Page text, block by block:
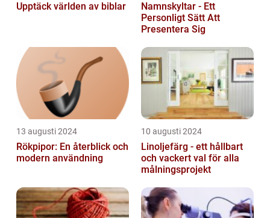
Upptäck världen av biblar
Namnskyltar - Ett
Personligt Sätt Att
Presentera Sig
13 augusti 2024
Rökpipor: En återblick och
modern användning
10 augusti 2024
Linoljefärg - ett hållbart
och vackert val för alla
målningsprojekt